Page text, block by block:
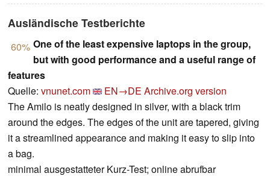
Ausländische Testberichte
60% One of the least expensive laptops in the group,
but with good performance and a useful range of
features
Quelle: vnunet.com EN→DE Archive.org version
The Amilo is neatly designed in silver, with a black trim
around the edges. The edges of the unit are tapered, giving
it a streamlined appearance and making it easy to slip into
a bag.
minimal ausgestatteter Kurz-Test; online abrufbar